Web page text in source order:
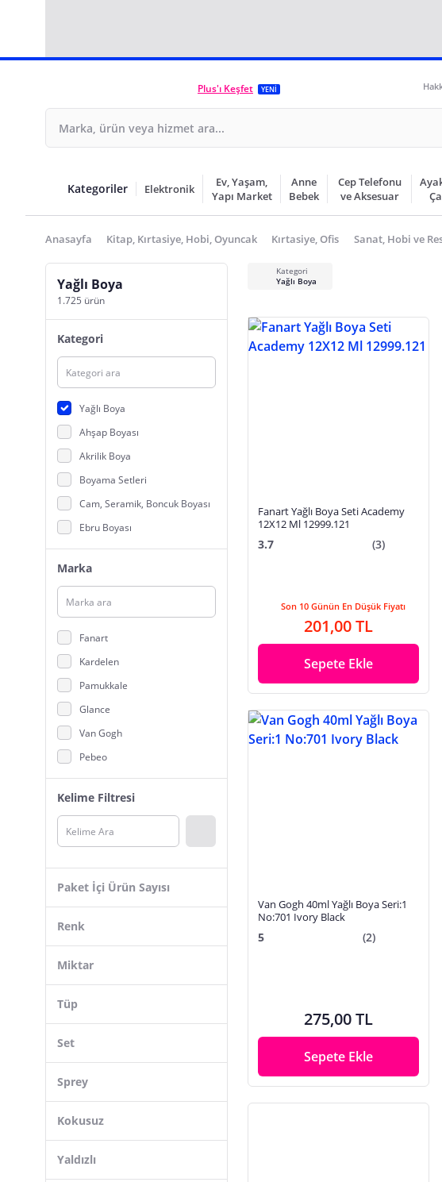
Plus'ı Keşfet YENİ
Kategoriler Elektronik
Ev, Yaşam,
Yapı Market
Anne
Bebek
Cep Telefonu
ve Aksesuar
Anasayfa Kitap, Kırtasiye, Hobi, Oyuncak Kırtasiye, Ofis Sanat, Hobi ve
Yağlı Boya
1.725 ürün
Kategori
Yağlı Boya
Ahşap Boyası
Akrilik Boya
Boyama Setleri
Cam, Seramik, Boncuk Boyası
Ebru Boyası
Guaj Boya
Kumaş Boyası
Kuru Boya
Marka
Fanart
Kardelen
Pamukkale
Glance
Van Gogh
Pebeo
NUBLADO
Talens
Bigpoint
Van Dyck
Phoenix
Daler Rowney
BRIO
Rembrandt
Kelime Filtresi
Paket İçi Ürün Sayısı
Renk
Kırmızı
Sarı
Kahverengi
Siyah
Miktar
Tüp
Set
Sprey
Kokusuz
Yaldızlı
Kategori
Yağlı Boya
Fanart Yağlı Boya Seti Academy
12X12 Ml 12999.121
3.7 (3)
Son 10 Günün En Düşük Fiyatı
201,00 TL
Sepete Ekle
Van Gogh 40ml Yağlı Boya Seri:1
No:701 Ivory Black
5 (2)
275,00 TL
Sepete Ekle